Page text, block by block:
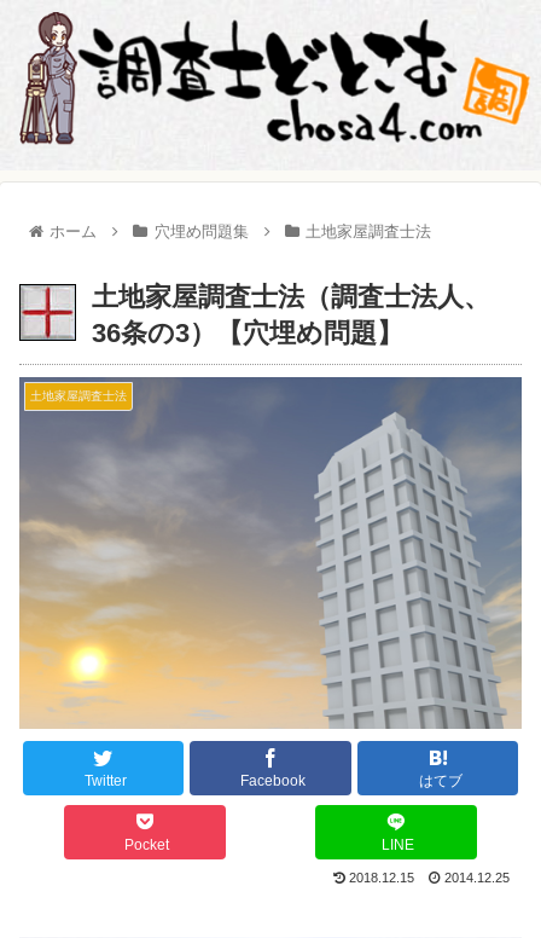
ホーム 穴埋め問題集 土地家屋調査士法
土地家屋調査士法（調査士法人、
36条の3）【穴埋め問題】
土地家屋調査士法
Twitter Facebook はてブ
Pocket LINE
2018.12.15 2014.12.25